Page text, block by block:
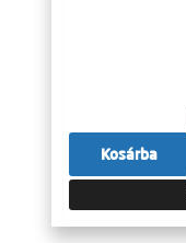
Kosárba